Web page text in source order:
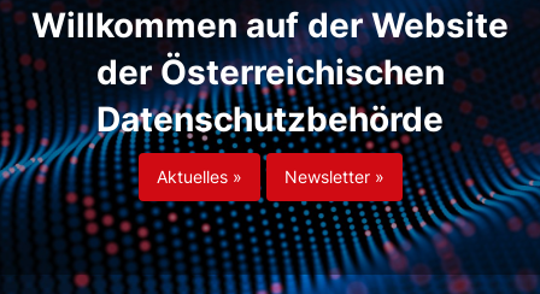
Willkommen auf der Website
der Österreichischen
Datenschutzbehörde
Aktuelles » Newsletter »